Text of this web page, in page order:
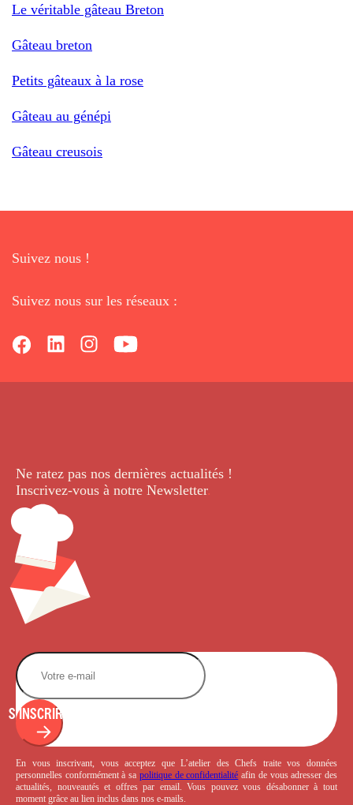
Le véritable gâteau Breton
Gâteau breton
Petits gâteaux à la rose
Gâteau au génépi
Gâteau creusois
Suivez nous !
Suivez nous sur les réseaux :
Ne ratez pas nos dernières actualités !
Inscrivez-vous à notre Newsletter.
S'INSCRIRE
En vous inscrivant, vous acceptez que L’atelier des Chefs traite vos données
personnelles conformément à sa politique de confidentialité afin de vous adresser des
actualités, nouveautés et offres par email. Vous pouvez vous désabonner à tout
moment grâce au lien inclus dans nos e-mails.